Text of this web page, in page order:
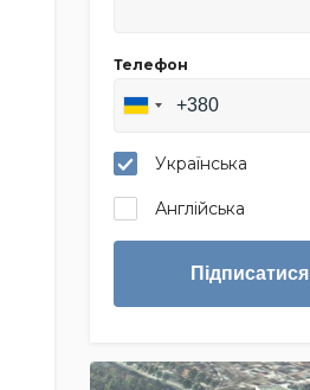
Телефон
Українська
Англійська
Підписатися